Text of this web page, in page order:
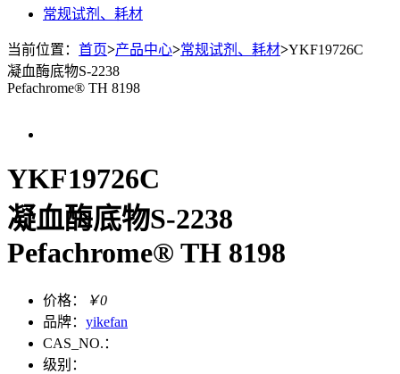
常规试剂、耗材
当前位置： 首页>产品中心>常规试剂、耗材>YKF19726C
凝血酶底物S-2238
Pefachrome® TH 8198
YKF19726C
凝血酶底物S-2238
Pefachrome® TH 8198
价格：
￥0
品牌： yikefan
CAS_NO.：
级别：